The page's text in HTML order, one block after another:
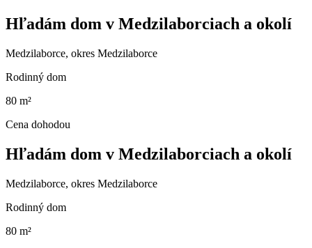
Hľadám dom v Medzilaborciach a okolí
Medzilaborce, okres Medzilaborce
Rodinný dom
80 m²
Cena dohodou
Hľadám dom v Medzilaborciach a okolí
Medzilaborce, okres Medzilaborce
Rodinný dom
80 m²